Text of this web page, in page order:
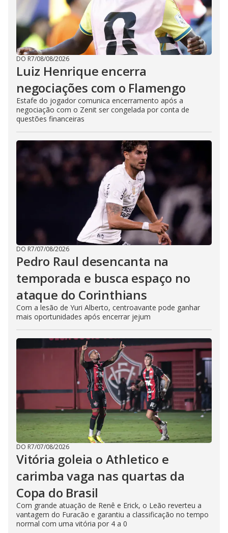
DO R7/08/08/2026
Luiz Henrique encerra
negociações com o Flamengo
Estafe do jogador comunica encerramento após a
negociação com o Zenit ser congelada por conta de
questões financeiras
DO R7/07/08/2026
Pedro Raul desencanta na
temporada e busca espaço no
ataque do Corinthians
Com a lesão de Yuri Alberto, centroavante pode ganhar
mais oportunidades após encerrar jejum
DO R7/07/08/2026
Vitória goleia o Athletico e
carimba vaga nas quartas da
Copa do Brasil
Com grande atuação de Renê e Erick, o Leão reverteu a
vantagem do Furacão e garantiu a classificação no tempo
normal com uma vitória por 4 a 0